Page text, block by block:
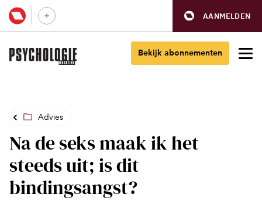
AANMELDEN
Bekijk abonnementen
Advies
Na de seks maak ik het
steeds uit; is dit
bindingsangst?